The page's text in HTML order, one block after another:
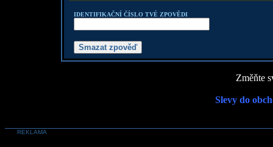
IDENTIFIKAČNÍ ČÍSLO TVÉ ZPOVĚDI
Změňte
Slevy do
REKLAMA